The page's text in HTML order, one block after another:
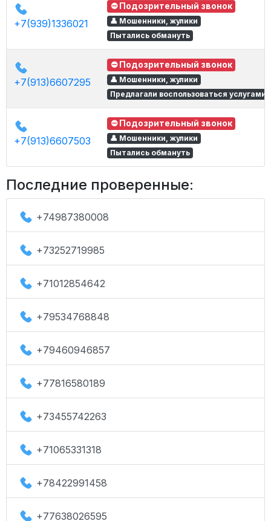
+7(939)1336021
⛔ Подозрительный звонок
👤 Мошенники, жулики
Пытались обмануть
+7(913)6607295
⛔ Подозрительный звонок
👤 Мошенники, жулики
Предлагали воспользоваться услугами
+7(913)6607503
⛔ Подозрительный звонок
👤 Мошенники, жулики
Пытались обмануть
Последние проверенные:
+74987380008
+73252719985
+71012854642
+79534768848
+79460946857
+77816580189
+73455742263
+71065331318
+78422991458
+77638026595